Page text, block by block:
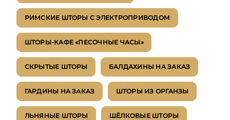
РИМСКИЕ ШТОРЫ С ЭЛЕКТРОПРИВОДОМ
ШТОРЫ-КАФЕ «ПЕСОЧНЫЕ ЧАСЫ»
СКРЫТЫЕ ШТОРЫ БАЛДАХИНЫ НА ЗАКАЗ
ГАРДИНЫ НА ЗАКАЗ ШТОРЫ ИЗ ОРГАНЗЫ
ЛЬНЯНЫЕ ШТОРЫ ШЁЛКОВЫЕ ШТОРЫ